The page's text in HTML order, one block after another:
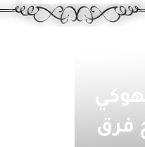
فرق